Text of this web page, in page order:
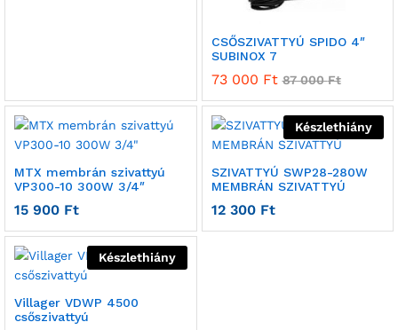
CSŐSZIVATTYÚ SPIDO 4″
SUBINOX 7
73 000 Ft 87 000Ft
MTX membrán szivattyú
VP300-10 300W 3/4″
15 900 Ft
Készlethiány
SZIVATTYÚ SWP28-280W
MEMBRÁN SZIVATTYÚ
12 300 Ft
Készlethiány
Villager VDWP 4500
csőszivattyú